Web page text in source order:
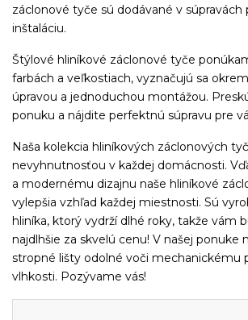
záclonové tyče sú dodávané v súpravách
inštaláciu.
Štýlové hliníkové záclonové tyče
farbách a veľkostiach, vyznačujú sa
úpravou a jednoduchou montážou.
ponuku a nájdite perfektnú súpravu pre
Naša kolekcia hliníkových záclonových
nevyhnutnosťou v každej domácnosti.
a modernému dizajnu naše hliníkové
vylepšia vzhľad každej miestnosti. Sú
hliníka, ktorý vydrží dlhé roky, takže vám
najdlhšie za skvelú cenu! V našej ponuke
stropné lišty odolné voči mechanickému
vlhkosti. Pozývame vás!